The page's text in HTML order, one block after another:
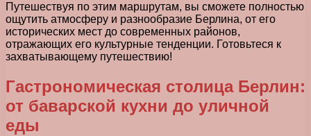
Путешествуя по этим маршрутам, вы сможете полностью
ощутить атмосферу и разнообразие Берлина, от его
исторических мест до современных районов,
отражающих его культурные тенденции. Готовьтеся к
захватывающему путешествию!
Гастрономическая столица Берлин:
от баварской кухни до уличной
еды